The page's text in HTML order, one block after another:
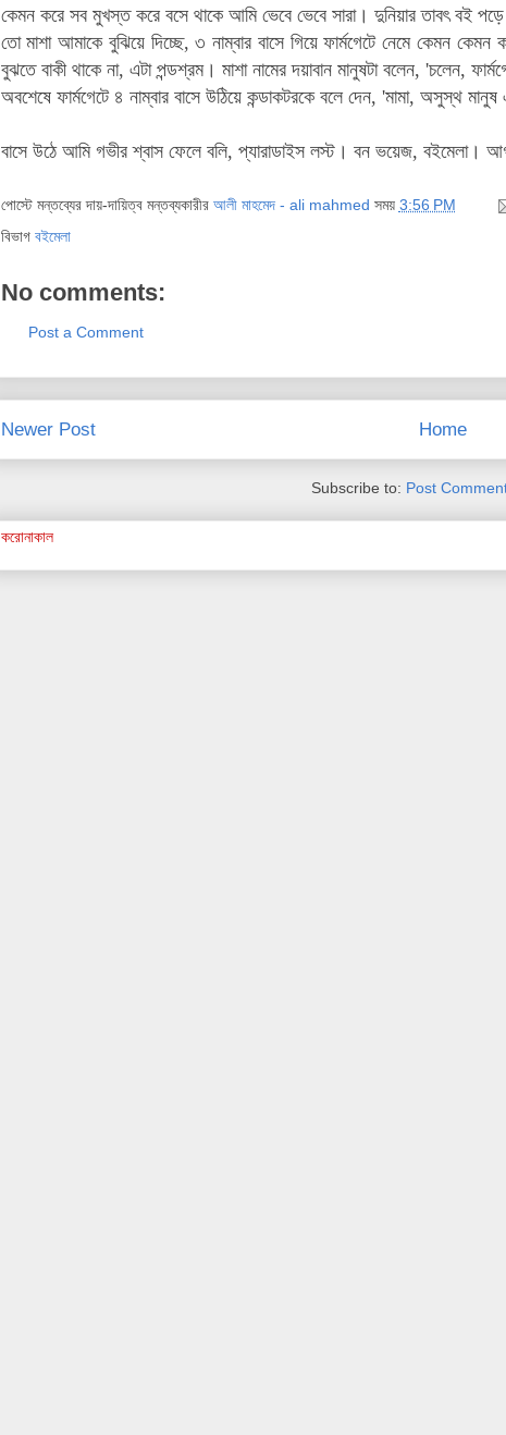
কেমন করে সব মুখস্ত করে বসে থাকে আমি ভেবে ভেবে সারা। দুনিয়ার তাবৎ বই
তো মাশা আমাকে বুঝিয়ে দিচ্ছে, ৩ নাম্বার বাসে গিয়ে ফার্মগেটে নেমে কেমন
বুঝতে বাকী থাকে না, এটা পন্ডশ্রম। মাশা নামের দয়াবান মানুষটা বলেন, 'চলেন,
অবশেষে ফার্মগেটে ৪ নাম্বার বাসে উঠিয়ে কন্ডাকটরকে বলে দেন, 'মামা, অসুস্থ
বাসে উঠে আমি গভীর শ্বাস ফেলে বলি, প্যারাডাইস লস্ট। বন ভয়েজ, বইমেলা।
পোস্টে মন্তব্যের দায়-দায়িত্ব মন্তব্যকারীর আলী মাহমেদ - ali mahmed সময় 3:56 PM
বিভাগ বইমেলা
No comments:
Post a Comment
Newer Post Home
Subscribe to: Post
করোনাকাল